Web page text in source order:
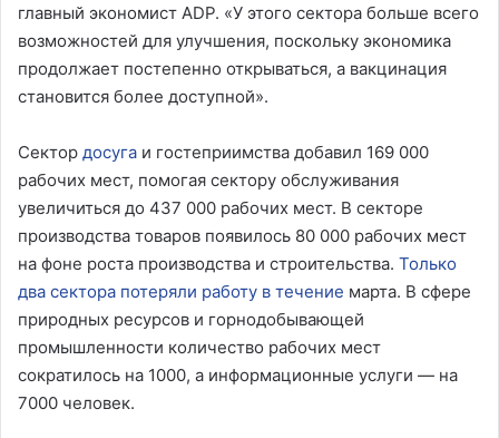
главный экономист ADP. «У этого сектора больше всего
возможностей для улучшения, поскольку экономика
продолжает постепенно открываться, а вакцинация
становится более доступной».
Сектор досуга и гостеприимства добавил 169 000
рабочих мест, помогая сектору обслуживания
увеличиться до 437 000 рабочих мест. В секторе
производства товаров появилось 80 000 рабочих мест
на фоне роста производства и строительства. Только
два сектора потеряли работу в течение марта. В сфере
природных ресурсов и горнодобывающей
промышленности количество рабочих мест
сократилось на 1000, а информационные услуги — на
7000 человек.